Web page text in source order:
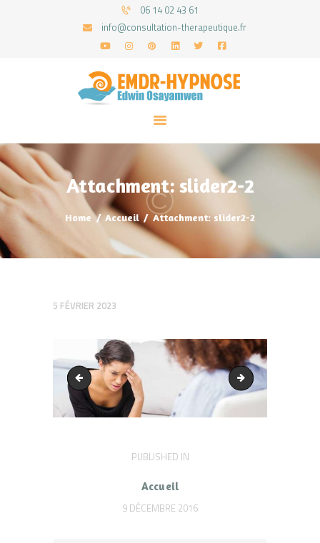
06 14 02 43 61
info@consultation-therapeutique.fr
Attachment: slider2-2
Home Accueil Attachment: slider2-2
ACCUEIL
MON APPROCHE
ARTICLES
CONSULTATIONS
PRENEZ UN RDV
5 FÉVRIER 2023
slider2-1 slider2-3
NavigationPUBLISHED IN
Accueil
9 DÉCEMBRE 2016